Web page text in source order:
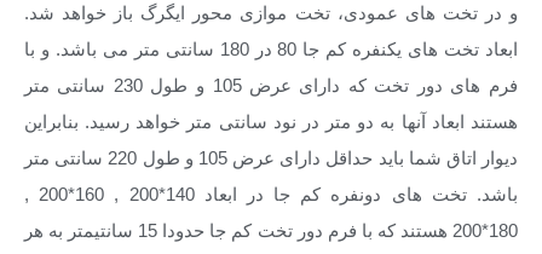
و در تخت های عمودی، تخت موازی محور ایگرگ باز خواهد شد.
ابعاد تخت های یکنفره کم جا 80 در 180 سانتی متر می باشد. و با
فرم های دور تخت که دارای عرض 105 و طول 230 سانتی متر
هستند ابعاد آنها به دو متر در نود سانتی متر خواهد رسید. بنابراین
دیوار اتاق شما باید حداقل دارای عرض 105 و طول 220 سانتی متر
باشد. تخت های دونفره کم جا در ابعاد 140*200 , 160*200 ,
180*200 هستند که با فرم دور تخت کم جا حدودا 15 سانتیمتر به هر